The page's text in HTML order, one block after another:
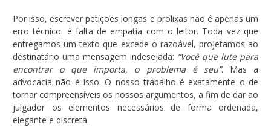
Por isso, escrever petições longas e prolixas não é apenas um
erro técnico: é falta de empatia com o leitor. Toda vez que
entregamos um texto que excede o razoável, projetamos ao
destinatário uma mensagem indesejada: “Você que lute para
encontrar o que importa, o problema é seu”. Mas a
advocacia não é isso. O nosso trabalho é exatamente o de
tornar compreensíveis os nossos argumentos, a fim de dar ao
julgador os elementos necessários de forma ordenada,
elegante e discreta.